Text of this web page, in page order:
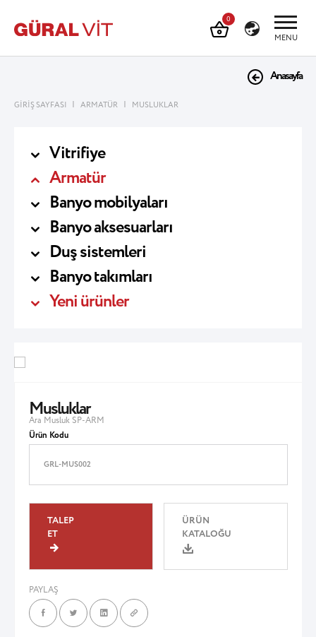
MENU
0
GİRİŞ SAYFASI | ARMATÜR | MUSLUKLAR
Anasayfa
Vitrifiye
Armatür
Banyo mobilyaları
Banyo aksesuarları
Duş sistemleri
Banyo takımları
Yeni ürünler
Musluklar
Ara Musluk SP-ARM
Ürün Kodu
GRL-MUS002
TALEP
ET
ÜRÜN
KATALOĞU
PAYLAŞ